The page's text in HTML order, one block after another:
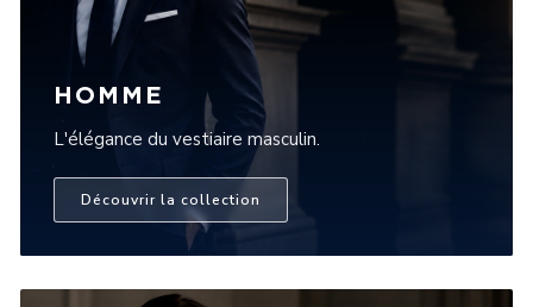
HOMME
L'élégance du vestiaire masculin.
Découvrir la collection